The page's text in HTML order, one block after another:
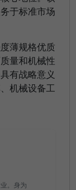
于标准市场
薄规格优质
量和机械性
有战略意义
机械设备工
。身为